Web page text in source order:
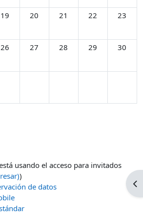
17 agosto
martes, 18 agosto
Sin eventos, miércoles, 19 agosto
19 Sin eventos, jueves, 20 agosto
20 Sin eventos, viernes, 21
21 Sin eventos,
22 Sin
23
24 agosto
martes, 25 agosto
Sin eventos, miércoles, 26 agosto
26 Sin eventos, jueves, 27 agosto
27 Sin eventos, viernes, 28
28 Sin eventos,
29 Sin
30
agosto
usando el acceso para invitados
)
de datos